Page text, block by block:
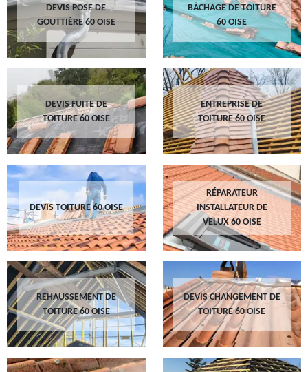
DEVIS POSE DE
GOUTTIÈRE 60 OISE
BÂCHAGE DE TOITURE
60 OISE
DEVIS FUITE DE
TOITURE 60 OISE
ENTREPRISE DE
TOITURE 60 OISE
DEVIS TOITURE 60 OISE
RÉPARATEUR
INSTALLATEUR DE
VELUX 60 OISE
REHAUSSEMENT DE
TOITURE 60 OISE
DEVIS CHANGEMENT DE
TOITURE 60 OISE